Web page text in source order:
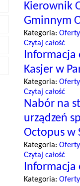
Kierownik
Gminnym
Kategoria:
Czytaj całość
Informacja
Kasjer w
Kategoria:
Czytaj całość
Nabór na
urządzeń
Octopus w
Kategoria:
Czytaj całość
Informacja
Kategoria: